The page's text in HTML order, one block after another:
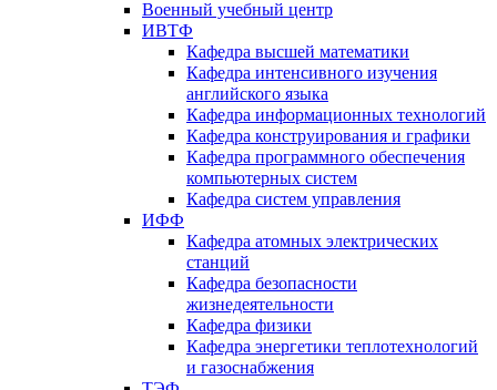
Военный учебный центр
ИВТФ
Кафедра высшей математики
Кафедра интенсивного изучения
английского языка
Кафедра информационных технологий
Кафедра конструирования и графики
Кафедра программного обеспечения
компьютерных систем
Кафедра систем управления
ИФФ
Кафедра атомных электрических
станций
Кафедра безопасности
жизнедеятельности
Кафедра физики
Кафедра энергетики теплотехнологий
и газоснабжения